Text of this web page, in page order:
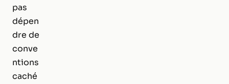
pas
dépen
dre de
conve
ntions
caché